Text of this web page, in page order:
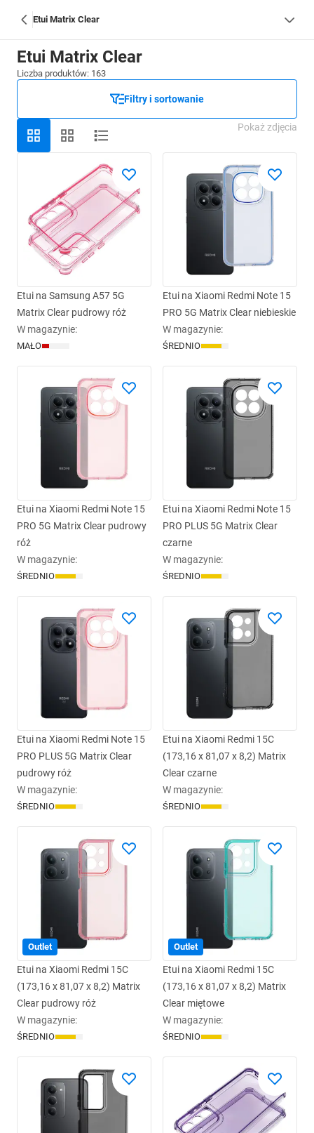
Etui Matrix Clear
Etui Matrix Clear
Liczba produktów: 163
Filtry i sortowanie
Pokaż zdjęcia
Etui na Samsung A57 5G
Matrix Clear pudrowy róż
W magazynie:
MAŁO
Etui na Xiaomi Redmi Note 15
PRO 5G Matrix Clear niebieskie
W magazynie:
ŚREDNIO
Etui na Xiaomi Redmi Note 15
PRO 5G Matrix Clear pudrowy
róż
W magazynie:
ŚREDNIO
Etui na Xiaomi Redmi Note 15
PRO PLUS 5G Matrix Clear
czarne
W magazynie:
ŚREDNIO
Etui na Xiaomi Redmi Note 15
PRO PLUS 5G Matrix Clear
pudrowy róż
W magazynie:
ŚREDNIO
Etui na Xiaomi Redmi 15C
(173,16 x 81,07 x 8,2) Matrix
Clear czarne
W magazynie:
ŚREDNIO
Outlet
Etui na Xiaomi Redmi 15C
(173,16 x 81,07 x 8,2) Matrix
Clear pudrowy róż
W magazynie:
ŚREDNIO
Outlet
Etui na Xiaomi Redmi 15C
(173,16 x 81,07 x 8,2) Matrix
Clear miętowe
W magazynie:
ŚREDNIO